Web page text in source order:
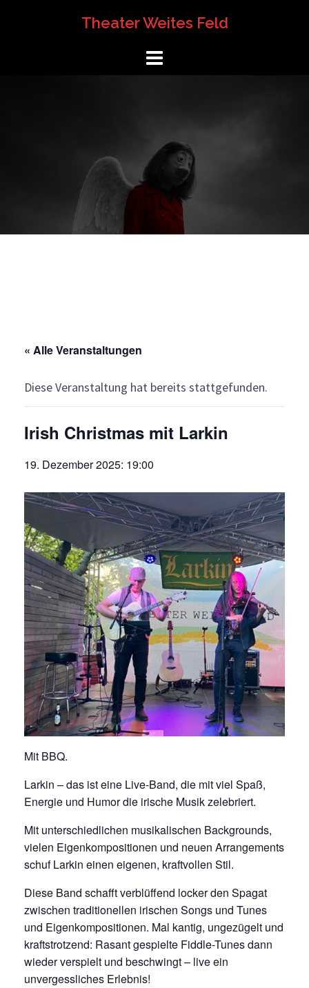
Theater Weites Feld
« Alle Veranstaltungen
Diese Veranstaltung hat bereits stattgefunden.
Irish Christmas mit Larkin
19. Dezember 2025: 19:00
Mit BBQ.
Larkin – das ist eine Live-Band, die mit viel Spaß,
Energie und Humor die irische Musik zelebriert.
Mit unterschiedlichen musikalischen Backgrounds,
vielen Eigenkompositionen und neuen Arrangements
schuf Larkin einen eigenen, kraftvollen Stil.
Diese Band schafft verblüffend locker den Spagat
zwischen traditionellen irischen Songs und Tunes
und Eigenkompositionen. Mal kantig, ungezügelt und
kraftstrotzend: Rasant gespielte Fiddle-Tunes dann
wieder verspielt und beschwingt – live ein
unvergessliches Erlebnis!